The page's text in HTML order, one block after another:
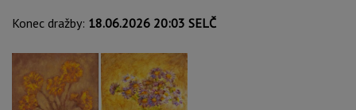
Konec dražby: 18.06.2026 20:03 SELČ